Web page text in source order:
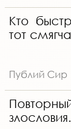
Кто
тот
Публий Сир
злословия.